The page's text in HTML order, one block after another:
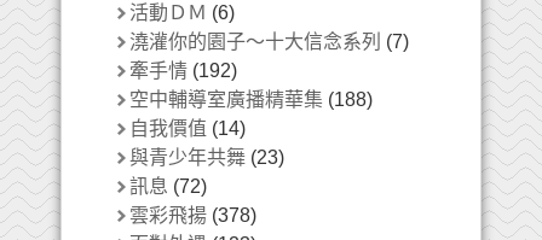
活動ＤＭ (6)
澆灌你的園子～十大信念系列 (7)
牽手情 (192)
空中輔導室廣播精華集 (188)
自我價值 (14)
與青少年共舞 (23)
訊息 (72)
雲彩飛揚 (378)